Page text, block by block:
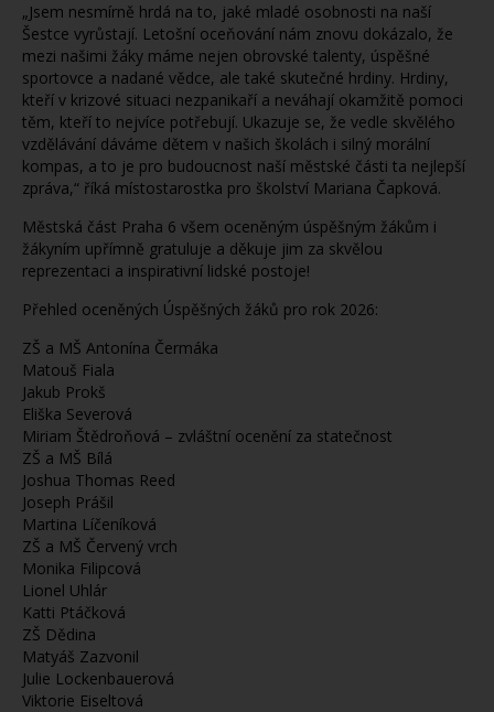
„Jsem nesmírně hrdá na to, jaké mladé osobnosti na naší
Šestce vyrůstají. Letošní oceňování nám znovu dokázalo, že
mezi našimi žáky máme nejen obrovské talenty, úspěšné
sportovce a nadané vědce, ale také skutečné hrdiny. Hrdiny,
kteří v krizové situaci nezpanikaří a neváhají okamžitě pomoci
těm, kteří to nejvíce potřebují. Ukazuje se, že vedle skvělého
vzdělávání dáváme dětem v našich školách i silný morální
kompas, a to je pro budoucnost naší městské části ta nejlepší
zpráva,“ říká místostarostka pro školství Mariana Čapková.
Městská část Praha 6 všem oceněným úspěšným žákům i
žákyním upřímně gratuluje a děkuje jim za skvělou
reprezentaci a inspirativní lidské postoje!
Přehled oceněných Úspěšných žáků pro rok 2026:
ZŠ a MŠ Antonína Čermáka
Matouš Fiala
Jakub Prokš
Eliška Severová
Miriam Štědroňová – zvláštní ocenění za statečnost
ZŠ a MŠ Bílá
Joshua Thomas Reed
Joseph Prášil
Martina Líčeníková
ZŠ a MŠ Červený vrch
Monika Filipcová
Lionel Uhlár
Katti Ptáčková
ZŠ Dědina
Matyáš Zazvonil
Julie Lockenbauerová
Viktorie Eiseltová